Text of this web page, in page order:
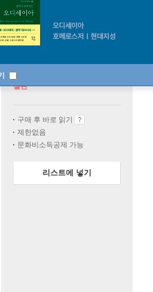
절판
구매 후 바로 읽기
제한없음
문화비소득공제 가능
리스트에 넣기